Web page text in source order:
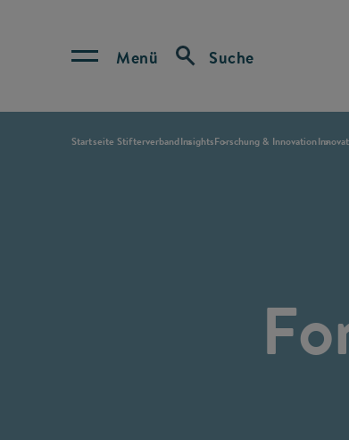
Menü Suche
Startseite StifterverbandInsightsForschung & Innovation